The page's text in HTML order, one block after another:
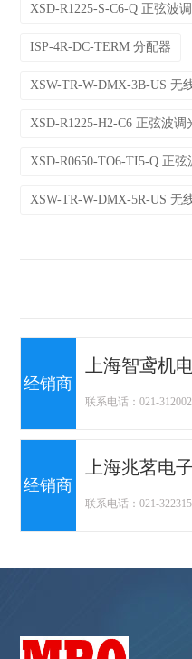
XSD-R1225-S-C6-Q 正弦波
ISP-4R-DC-TERM 分配器
XSW-TR-W-DMX-3B-US 无
XSD-R1225-H2-C6 正弦波调
XSD-R0650-TO6-TI5-Q 正弦
XSW-TR-W-DMX-5R-US 无
经销商
上海智鸢机
联系电话：021-
经销商
上海兆茗电
联系电话：021-